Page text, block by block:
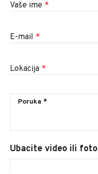
Vaše ime *
E-mail *
Lokacija *
Ubacite video ili foto